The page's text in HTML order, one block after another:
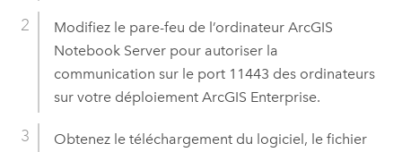
Modifiez le pare-feu de l’ordinateur ArcGIS
Notebook Serverpour autoriser la
communication sur le port 11443 des ordinateurs
sur votre déploiement ArcGIS Enterprise.
Obtenez le téléchargement du logiciel, le fichier